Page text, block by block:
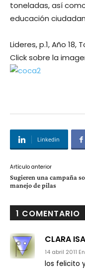
toneladas, así
educación
Lideres, p.1, Año 18,
Click sobre la
Linkedin
Artículo anterior
Sugieren una campaña
manejo de pilas
1 COMENTARIO
CLARA
14 abril 2011
los felicito